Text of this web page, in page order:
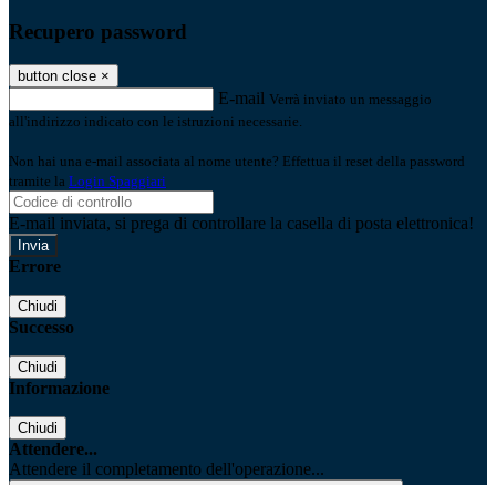
Recupero password
button close ×
E-mail Verrà inviato un messaggio
all'indirizzo indicato con le istruzioni necessarie.
Non hai una e-mail associata al nome utente? Effettua il reset della password
tramite la Login Spaggiari
E-mail inviata, si prega di controllare la casella di posta elettronica!
Errore
Chiudi
Successo
Chiudi
Informazione
Chiudi
Attendere...
Attendere il completamento dell'operazione...